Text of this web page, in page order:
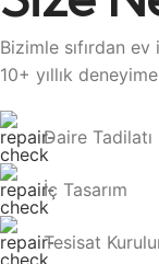
Bizimle sıfırdan
10+ yıllık
Daire Tadilatı
İç Tasarım
Tesisat